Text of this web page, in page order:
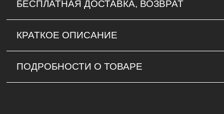
БЕСПЛАТНАЯ ДОСТАВКА, ВОЗВРАТ
КРАТКОЕ ОПИСАНИЕ
ПОДРОБНОСТИ О ТОВАРЕ